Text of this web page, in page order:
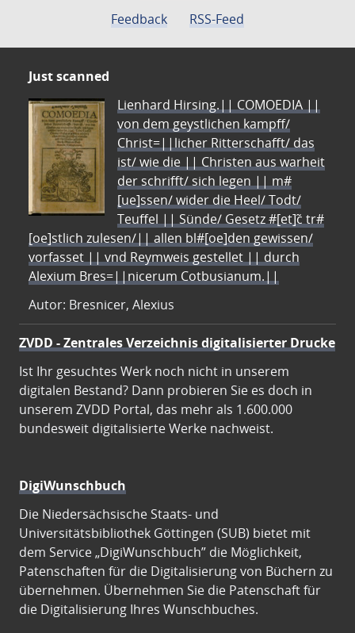
Feedback
RSS-Feed
Just scanned
Lienhard Hirsing.|| COMOEDIA ||
von dem geystlichen kampff/
Christ=||licher Ritterschafft/ das
ist/ wie die || Christen aus warheit
der schrifft/ sich legen || m#
[ue]ssen/ wider die Heel/ Todt/
Teuffel || Sünde/ Gesetz #[et]c̃ tr#
[oe]stlich zulesen/|| allen bl#[oe]den gewissen/
vorfasset || vnd Reymweis gestellet || durch
Alexium Bres=||nicerum Cotbusianum.||
Autor: Bresnicer, Alexius
ZVDD - Zentrales Verzeichnis digitalisierter Drucke
Ist Ihr gesuchtes Werk noch nicht in unserem
digitalen Bestand? Dann probieren Sie es doch in
unserem ZVDD Portal, das mehr als 1.600.000
bundesweit digitalisierte Werke nachweist.
DigiWunschbuch
Die Niedersächsische Staats- und
Universitätsbibliothek Göttingen (SUB) bietet mit
dem Service „DigiWunschbuch” die Möglichkeit,
Patenschaften für die Digitalisierung von Büchern zu
übernehmen. Übernehmen Sie die Patenschaft für
die Digitalisierung Ihres Wunschbuches.